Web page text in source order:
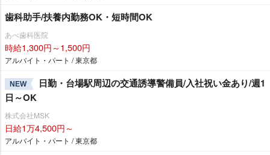
歯科助手/扶養内勤務OK・短時間OK
あべ歯科医院
時給1,300円～1,500円
アルバイト・パート / 東京都
NEW
日勤・台場駅周辺の交通誘導警備員/入社祝い金あり/週1
日～OK
株式会社MSK
日給1万4,500円～
アルバイト・パート / 東京都